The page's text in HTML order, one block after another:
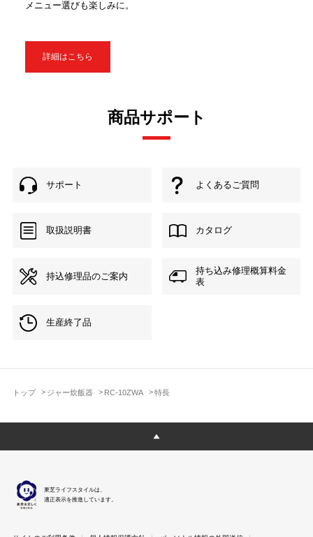
トップ ジャー炊飯器 RC-10ZWA 特長
メニュー選びも楽しみに。
詳細はこちら
商品サポート
サポート よくあるご質問
取扱説明書 カタログ
持込修理品のご案内
持ち込み修理概算料金
表
生産終了品
東芝ライフスタイルは、
適正表示を推進しています。